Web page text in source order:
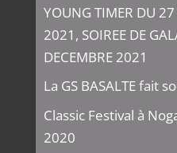
YOUNG TIMER DU
2021, SOIREE DE
DECEMBRE 2021
La GS BASALTE fait
Classic Festival à
2020